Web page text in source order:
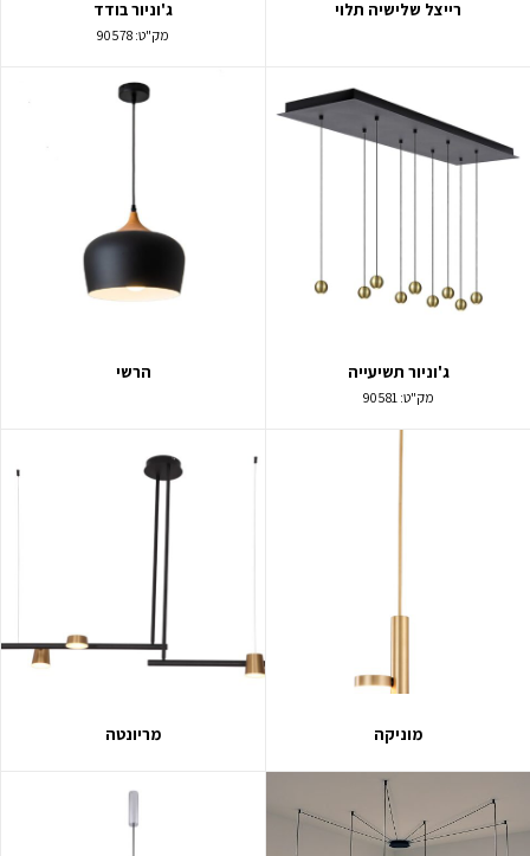
רייצל שלישיה תלוי ג'וניור בודד
מק"ט: 90578
ג'וניור תשיעייה
מק"ט:90581
הרשי
מוניקה מריונטה